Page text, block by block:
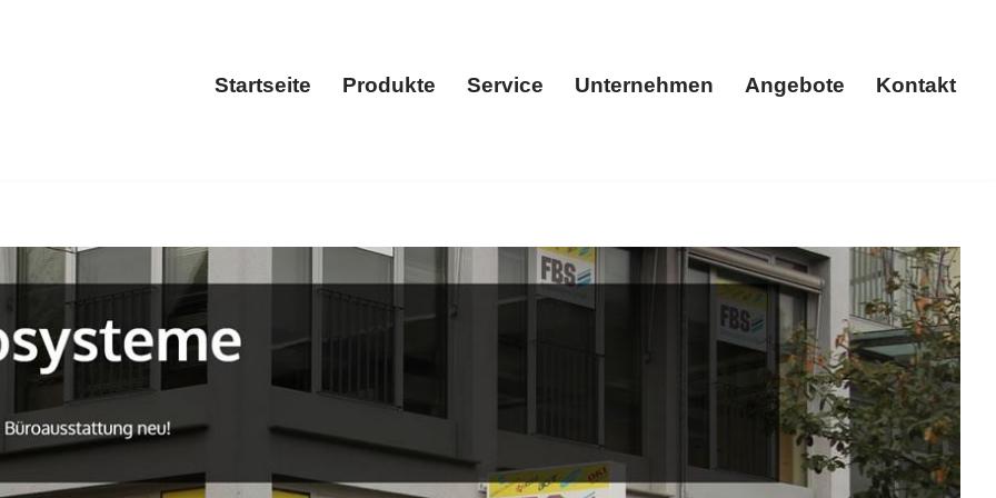
Startseite Produkte Service Unternehmen Angebote Kontakt
𝐆𝐌𝐁𝐇 und ✓Kopierer Reparatur Service. Sichern Sie ✓Multifunktionsdrucker, ✓Kopierer, ✓Drucker,
bei 𝐅𝐁𝐒 𝐁𝐔𝐄𝐑𝐎𝐒𝐘𝐒𝐓𝐄𝐌𝐄 𝐆𝐌𝐁𝐇. Ihr Drucker&Kopierer Fachhändler. Ihre Bedürfnisse im Fokus ✉.